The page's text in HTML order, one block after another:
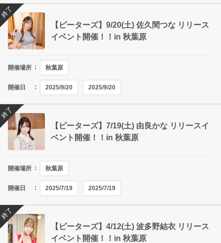
【ピーターズ】9/20(土) 佐久間つな リリース
イベント開催！！in 秋葉原
開催場所 秋葉原
開催日 2025/9/20 2025/9/20
終了
【ピーターズ】7/19(土) 由良かな リリースイ
ベント開催！！in 秋葉原
開催場所 秋葉原
開催日 2025/7/19 2025/7/19
終了
【ピーターズ】4/12(土) 波多野結衣 リリース
イベント開催！！in 秋葉原
終了